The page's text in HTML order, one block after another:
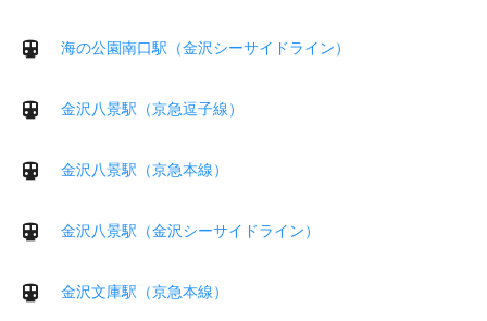
海の公園南口駅（金沢シーサイドライン）
金沢八景駅（京急逗子線）
金沢八景駅（京急本線）
金沢八景駅（金沢シーサイドライン）
金沢文庫駅（京急本線）